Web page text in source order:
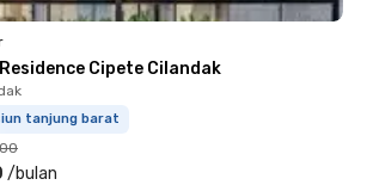
Cipete Cilandak
tanjung barat
/bulan